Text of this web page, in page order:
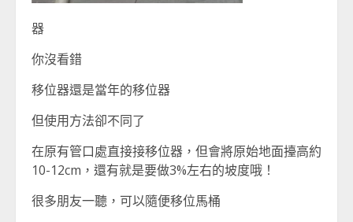
器
你沒看錯
移位器還是當年的移位器
但使用方法卻不同了
在原有管口處直接接移位器，但會將原始地面擡高約
10-12cm，還有就是要做3%左右的坡度哦！
很多朋友一聽，可以隨便移位馬桶